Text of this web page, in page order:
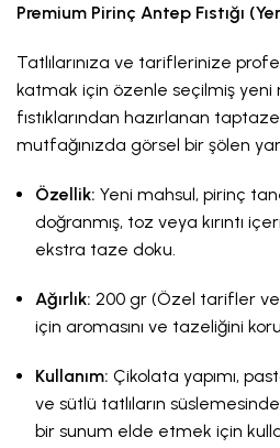
Premium Pirinç Antep Fıstığı
Tatlılarınıza ve tariflerinize
katmak için özenle seçilmiş yeni
fıstıklarından hazırlanan taptaze
mutfağınızda görsel bir şölen
Özellik: Yeni mahsul, pirinç
doğranmış, toz veya kırıntı
ekstra taze doku.
Ağırlık: 200 gr (Özel tarifler ve
için aromasını ve tazeliğini
Kullanım: Çikolata yapımı,
ve sütlü tatlıların
bir sunum elde etmek için